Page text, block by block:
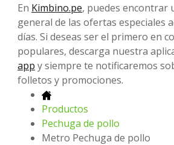
En Kimbino.pe, puedes encontrar
general de las ofertas especiales
días. Si deseas ser el primero en
populares, descarga nuestra
app y siempre te notificaremos
folletos y promociones.
Productos
Pechuga de pollo
Metro Pechuga de pollo